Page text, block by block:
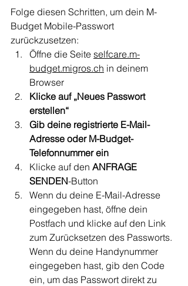
Folge diesen Schritten, um dein M-
Budget Mobile-Passwort
zurückzusetzen:
Öffne die Seite selfcare.m-
budget.migros.ch in deinem
Browser
Klicke auf „Neues Passwort
erstellen“
Gib deine registrierte E-Mail-
Adresse oder M-Budget-
Telefonnummer ein
Klicke auf den ANFRAGE
SENDEN-Button
Wenn du deine E-Mail-Adresse
eingegeben hast, öffne dein
Postfach und klicke auf den Link
zum Zurücksetzen des Passworts.
Wenn du deine Handynummer
eingegeben hast, gib den Code
ein, um das Passwort direkt zu